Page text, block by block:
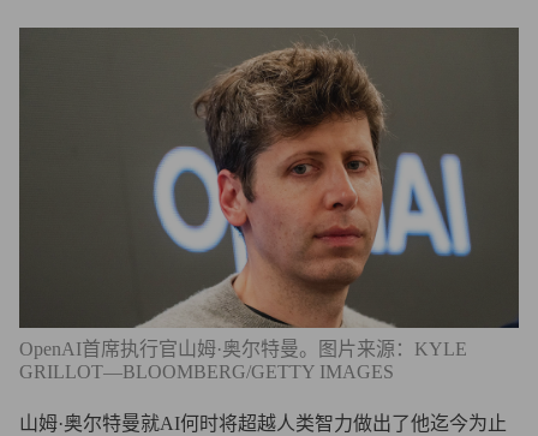
OpenAI首席执行官山姆·奥尔特曼。图片来源：KYLE
GRILLOT—BLOOMBERG/GETTY IMAGES
山姆·奥尔特曼就AI何时将超越人类智力做出了他迄今为止